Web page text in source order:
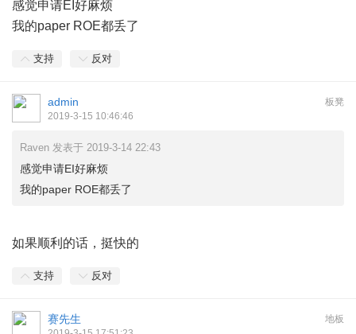
感觉申请EI好麻烦
我的paper ROE都丢了
支持 反对
板凳
admin
2019-3-15 10:46:46
Raven 发表于 2019-3-14 22:43
感觉申请EI好麻烦
我的paper ROE都丢了
如果顺利的话，挺快的
支持 反对
地板
赛先生